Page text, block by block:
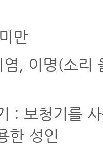
만
, 이명(소리
: 보청기를
한 성인